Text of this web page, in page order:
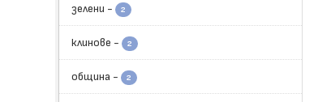
зелени - 2
клинове - 2
община - 2